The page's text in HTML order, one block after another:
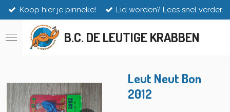
Ga
direct
naar
B.C. DE LEUTIGE KRABBEN
Koop hier je pinneke! Lid worden? Lees snel verder.
Leut Neut Bon
2012